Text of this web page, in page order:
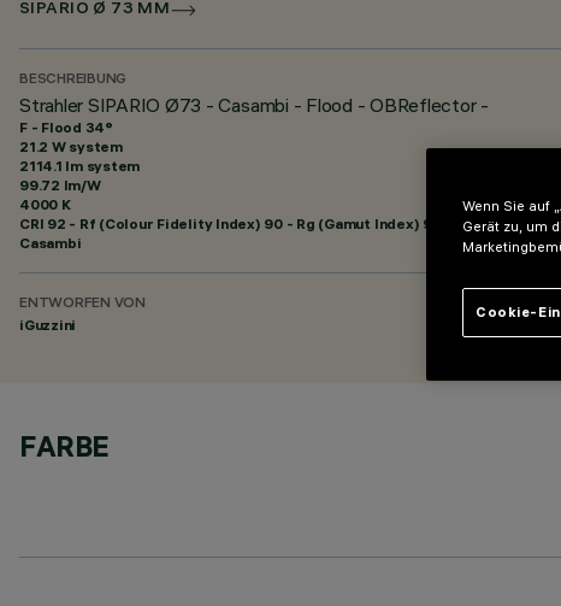
SIPARIO Ø 73 MM
BESCHREIBUNG
Strahler SIPARIO Ø73 - Casambi - Flood - OBReflector -
F - Flood 34°
21.2 W system
2114.1 lm system
99.72 lm/W
4000 K
CRI 92 - Rf (Colour Fidelity Index) 90 - Rg (Gamut Index) 98
Casambi
ENTWORFEN VON
iGuzzini
FARBE
Wenn Sie auf
Gerät zu, um
Cookie-